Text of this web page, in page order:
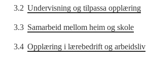
3.2 Undervisning og tilpassa opplæring
3.3 Samarbeid mellom heim og skole
3.4 Opplæring i lærebedrift og arbeidsliv